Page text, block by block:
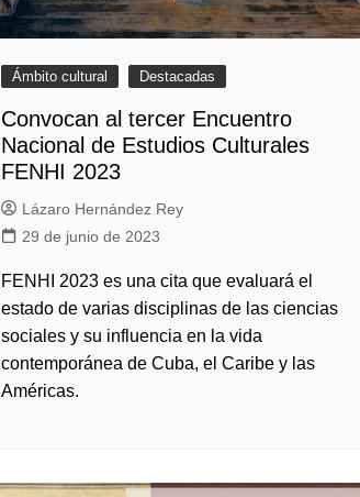
Ámbito cultural Destacadas
Convocan al tercer Encuentro
Nacional de Estudios Culturales
FENHI 2023
Lázaro Hernández Rey
29 de junio de 2023
FENHI 2023 es una cita que evaluará el
estado de varias disciplinas de las ciencias
sociales y su influencia en la vida
contemporánea de Cuba, el Caribe y las
Américas.